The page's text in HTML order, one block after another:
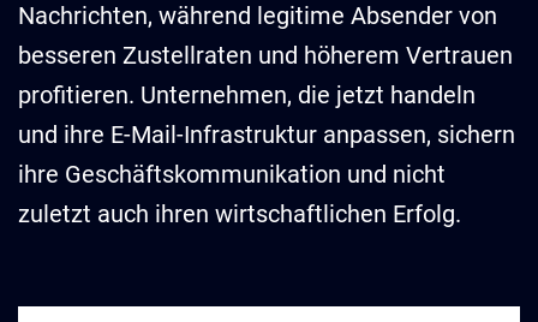
Nachrichten, während legitime Absender von
besseren Zustellraten und höherem Vertrauen
profitieren. Unternehmen, die jetzt handeln
und ihre E-Mail-Infrastruktur anpassen, sichern
ihre Geschäftskommunikation und nicht
zuletzt auch ihren wirtschaftlichen Erfolg.